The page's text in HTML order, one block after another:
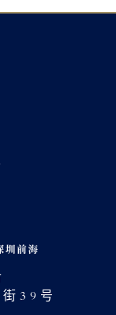
39号